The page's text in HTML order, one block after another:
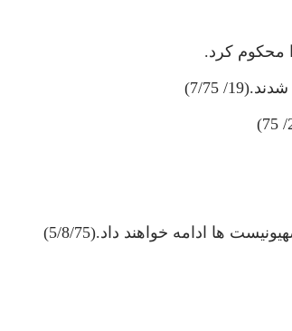
محكوم كرد.
7/75)
ها ادامه خواهند داد.(5/8/75)